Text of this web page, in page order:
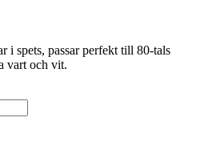
i spets, passar perfekt till 80-tals
vart och vit.